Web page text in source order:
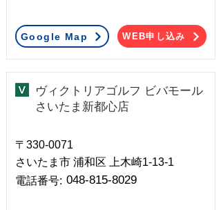
Google Map WEB申し込み
ヴィクトリアゴルフ ビバモール
さいたま新都心店
〒330-0071
さいたま市 浦和区 上木崎1-13-1
​電話番号: 048-815-8029